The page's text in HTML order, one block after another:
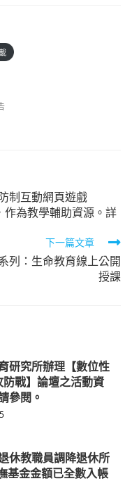
制互動網頁遊戲
作為教學輔助資源。詳
下一篇文章
列：生命教育線上公開
授課
研究所辦理【數位性
戰】論壇之活動資
參閱。
休教職員調降退休所
基金金額已全數入帳